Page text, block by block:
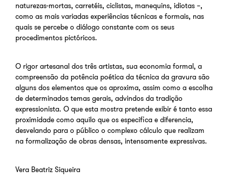
naturezas-mortas, carretéis, ciclistas, manequins, idiotas –,
como as mais variadas experiências técnicas e formais, nas
quais se percebe o diálogo constante com os seus
procedimentos pictóricos.
O rigor artesanal dos três artistas, sua economia formal, a
compreensão da potência poética da técnica da gravura são
alguns dos elementos que os aproxima, assim como a escolha
de determinados temas gerais, advindos da tradição
expressionista. O que esta mostra pretende exibir é tanto essa
proximidade como aquilo que os especifica e diferencia,
desvelando para o público o complexo cálculo que realizam
na formalização de obras densas, intensamente expressivas.
Vera Beatriz Siqueira